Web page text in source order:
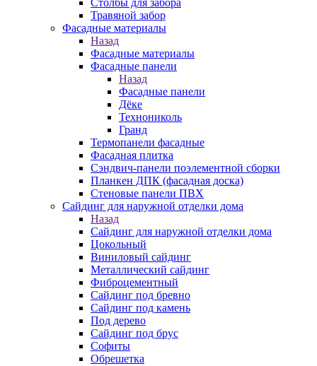
Столбы для забора
Травяной забор
Фасадные материалы
Назад
Фасадные материалы
Фасадные панели
Назад
Фасадные панели
Дёке
Технониколь
Гранд
Термопанели фасадные
Фасадная плитка
Сэндвич-панели поэлементной сборки
Планкен ДПК (фасадная доска)
Стеновые панели ПВХ
Сайдинг для наружной отделки дома
Назад
Сайдинг для наружной отделки дома
Цокольный
Виниловый сайдинг
Металлический сайдинг
Фиброцементный
Сайдинг под бревно
Сайдинг под камень
Под дерево
Сайдинг под брус
Софиты
Обрешетка